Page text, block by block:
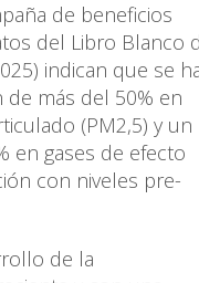
de beneficios
del Libro Blanco
indican que se
más del 50% en
(PM2,5) y un
en gases de efecto
con niveles pre-
de la